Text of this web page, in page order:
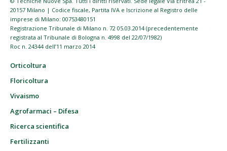
20157 Milano | Codice fiscale, Partita IVA e Iscrizione al Registro delle
imprese di Milano: 00753480151
Registrazione Tribunale di Milano n. 72 05.03.2014 (precedentemente
registrata al Tribunale di Bologna n. 4998 del 22/07/1982)
Roc n. 24344 dell’11 marzo 2014
Orticoltura
Floricoltura
Vivaismo
Agrofarmaci – Difesa
Ricerca scientifica
Fertilizzanti